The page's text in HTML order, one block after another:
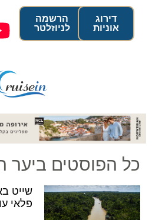
הרשמה
לניוזלטר
דירוג
אוניות
כל הפוסטים ביער
שייט
פלאי